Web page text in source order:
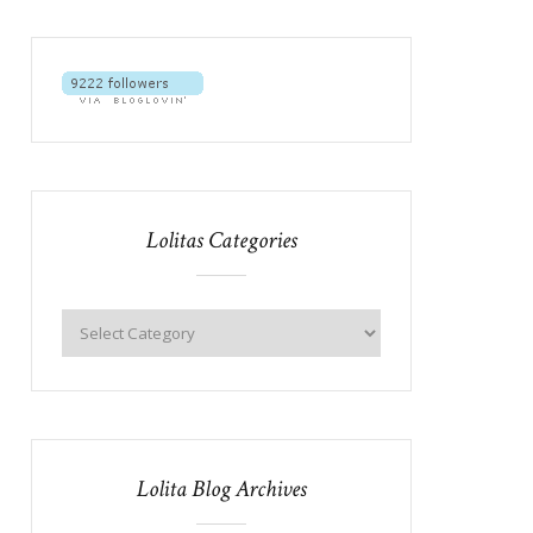
Lolitas Categories
Lolita Blog Archives